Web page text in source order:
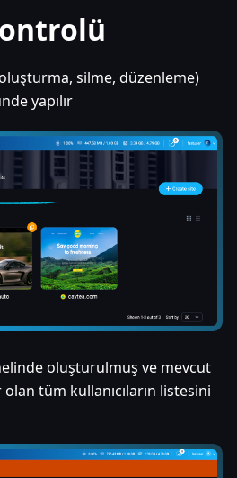
silme, düzenleme)
yapılır
oluşturulmuş ve mevcut
tüm kullanıcıların listesini